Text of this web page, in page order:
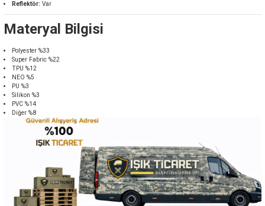
Reflektör: Var
Materyal Bilgisi
Polyester %33
Super Fabric %22
TPU %12
NEO %5
PU %3
Silikon %3
PVC %14
Diğer %8